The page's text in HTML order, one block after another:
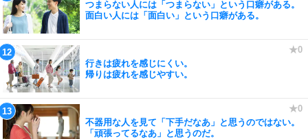
つまらない人には「つまらない」という口癖がある。
面白い人には「面白い」という口癖がある。
行きは疲れを感じにくい。
帰りは疲れを感じやすい。
不器用な人を見て「下手だなあ」と思うのではない。
「頑張ってるなあ」と思うのだ。